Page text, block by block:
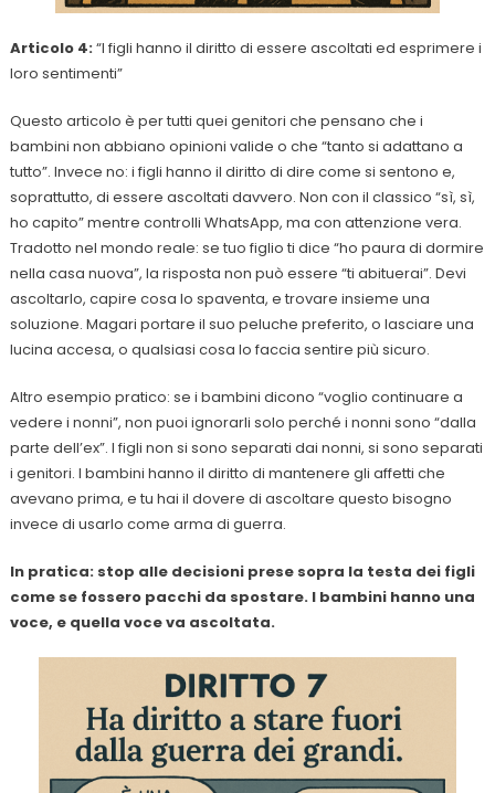
Articolo 4:“I figli hanno il diritto di essere ascoltati ed esprimere i
loro sentimenti”
Questo articolo è per tutti quei genitori che pensano che i
bambini non abbiano opinioni valide o che “tanto si adattano a
tutto”. Invece no: i figli hanno il diritto di dire come si sentono e,
soprattutto, di essere ascoltati davvero. Non con il classico “sì, sì,
ho capito” mentre controlli WhatsApp, ma con attenzione vera.
Tradotto nel mondo reale: se tuo figlio ti dice “ho paura di dormire
nella casa nuova”, la risposta non può essere “ti abituerai”. Devi
ascoltarlo, capire cosa lo spaventa, e trovare insieme una
soluzione. Magari portare il suo peluche preferito, o lasciare una
lucina accesa, o qualsiasi cosa lo faccia sentire più sicuro.
Altro esempio pratico: se i bambini dicono “voglio continuare a
vedere i nonni”, non puoi ignorarli solo perché i nonni sono “dalla
parte dell’ex”. I figli non si sono separati dai nonni, si sono separati
i genitori. I bambini hanno il diritto di mantenere gli affetti che
avevano prima, e tu hai il dovere di ascoltare questo bisogno
invece di usarlo come arma di guerra.
In pratica: stop alle decisioni prese sopra la testa dei figli
come se fossero pacchi da spostare. I bambini hanno una
voce, e quella voce va ascoltata.